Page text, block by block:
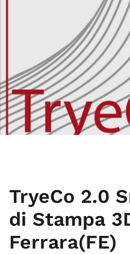
TryeCo 2.0
di Stampa
Ferrara(FE)